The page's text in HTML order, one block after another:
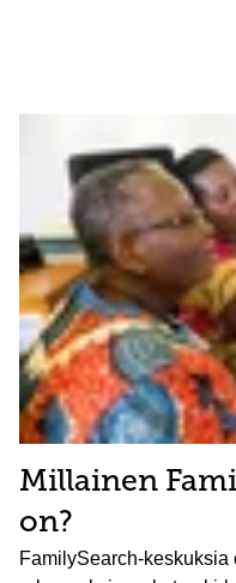
Millainen
on?
FamilySearch-keskuksia